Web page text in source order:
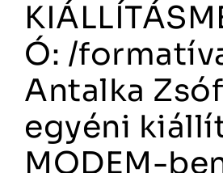
Ó: /
Antalka
egyéni
MODEM-